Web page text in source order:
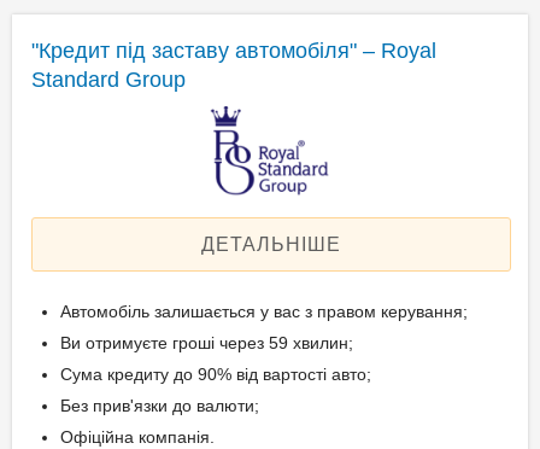
Паспорт;
Вік позичальника
від 21 до 65
Одноразова комісія:
Нотаріальне оформлення
Застава: Автотранспорт
Спосіб погашення:
Aннуітет
Дострокове без штрафів
Без страхування
"Кредит під заставу автомобіля" – Royal
Standard Group
ДЕТАЛЬНІШЕ
Автомобіль залишається у вас з правом керування;
Ви отримуєте гроші через 59 хвилин;
Сума кредиту до 90% від вартості авто;
Без прив'язки до валюти;
Офіційна компанія.